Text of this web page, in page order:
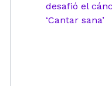
desafió el
‘Cantar sana’